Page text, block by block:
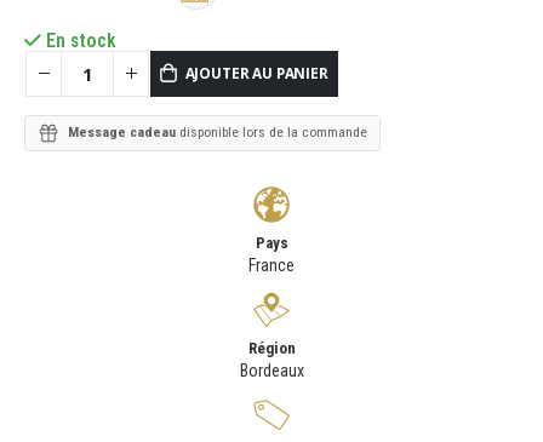
En stock
AJOUTER AU PANIER
Message cadeau disponible lors de la commande
Pays
France
Région
Bordeaux